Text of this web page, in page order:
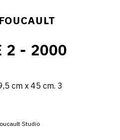
2 - 2000
cm x 45 cm. 3
Studio